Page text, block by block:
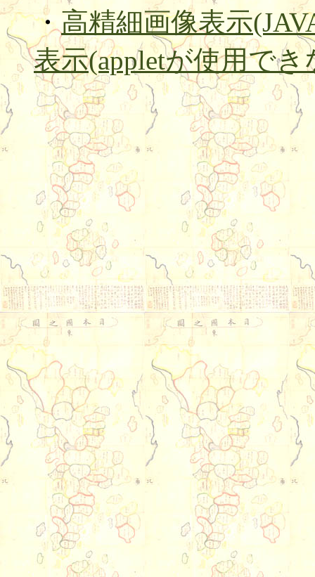
・高精細画像表示
表示(appletが使用で